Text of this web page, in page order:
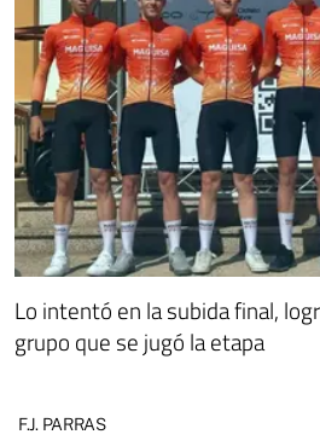
Lo intentó en la subida final,
grupo que se jugó la etapa
F.J. PARRAS